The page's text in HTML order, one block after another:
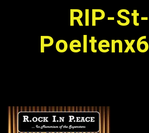
RIP-St-